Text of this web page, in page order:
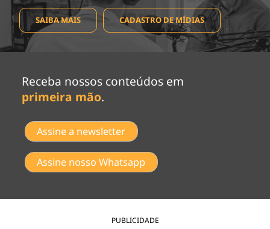
SAIBA MAIS CADASTRO DE MÍDIAS
Receba nossos conteúdos em
primeira mão.
Assine a newsletter
Assine nosso Whatsapp
PUBLICIDADE